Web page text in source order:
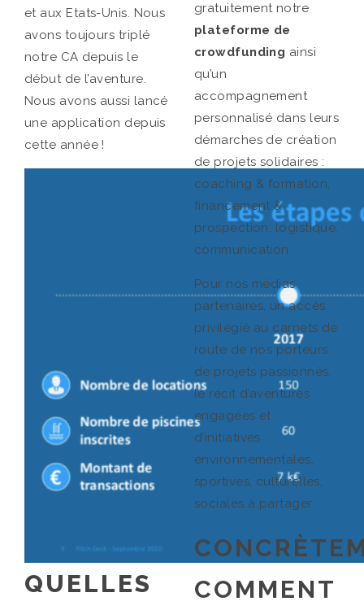
et aux Etats-Unis. Nous
avons toujours triplé
notre CA depuis le
début de l’aventure.
Nous avons aussi lancé
une application depuis
cette année !
QUELLES
gratuitement notre
plateforme de
crowdfunding ainsi
qu’un
accompagnement
personnalisé dans leurs
démarches de création
de projets solidaires :
coaching & formation,
financement &
prospection, logistique,
communication.
Pour nos médias
partenaires, un accès
privilégié au carnets de
route de nos porteurs
de projets passionnés,
le récit d’aventures
engagées et
d’initiatives
environnementales,
sportives, culturelles,
sociales à partager.
COMMENT